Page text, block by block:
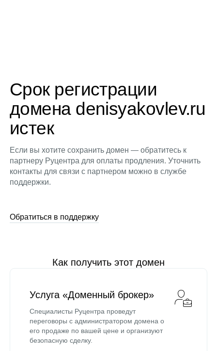
Срок регистрации
домена denisyakovlev.ru
истек
Если вы хотите сохранить домен — обратитесь к
партнеру Руцентра для оплаты продления. Уточнить
контакты для связи с партнером можно в службе
поддержки.
Обратиться в поддержку
Как получить этот домен
Услуга «Доменный брокер»
Специалисты Руцентра проведут
переговоры с администратором домена о
его продаже по вашей цене и организуют
безопасную сделку.